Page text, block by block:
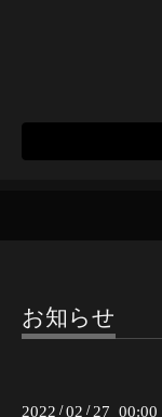
お知らせ
2022 /02 / 27 00:00